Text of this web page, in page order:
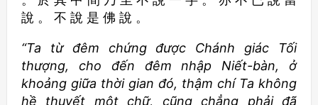
說 。 不 說 是 佛 說 。
“Ta từ đêm chứng được Chánh giác Tối
thượng, cho đến đêm nhập Niết-bàn, ở
khoảng giữa thời gian đó, thậm chí Ta không
hề thuyết một chữ, cũng chẳng phải đã